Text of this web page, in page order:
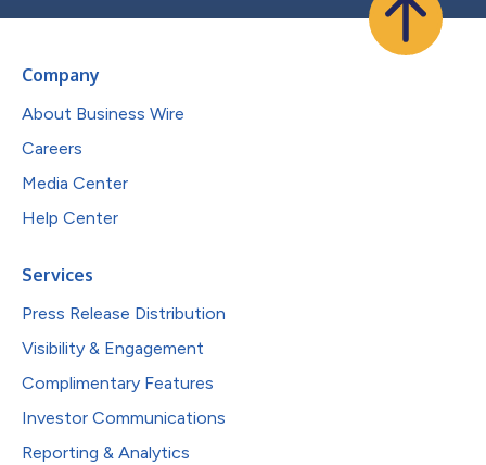
Company
About Business Wire
Careers
Media Center
Help Center
Services
Press Release Distribution
Visibility & Engagement
Complimentary Features
Investor Communications
Reporting & Analytics